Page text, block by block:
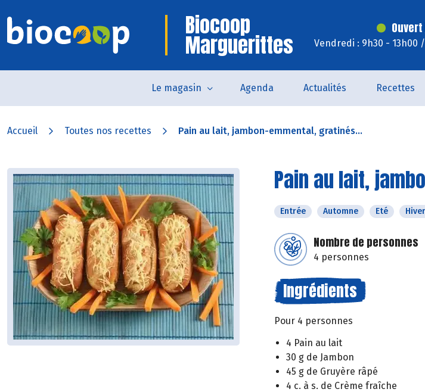
Biocoop
Marguerittes Vendredi : 9h30 - 13h00
Le magasin Agenda Actualités Recettes
Accueil Toutes nos recettes Pain au lait, jambon-emmental, gratinés...
Pain au lait,
Entrée Automne Eté Hiver
Nombre de personnes
4 personnes
Ingrédients
Pour 4 personnes
4 Pain au lait
30 g de Jambon
45 g de Gruyère râpé
4 c. à s. de Crème fraîche